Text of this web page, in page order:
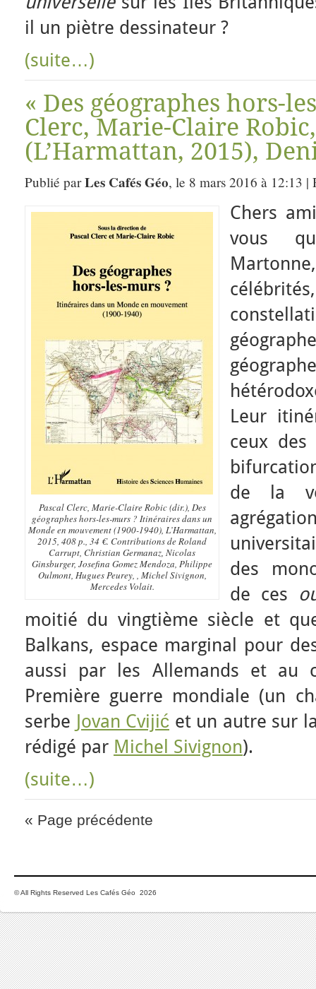
il un piètre dessinateur ?
(suite…)
« Des géographes hors-
Clerc, Marie-Claire
(L’Harmattan, 2015),
Publié parLes Cafés Géo, le 8 mars 2016 à 12:13
Pascal Clerc, Marie-Claire Robic (dir.), Des
géographes hors-les-murs ? Itinéraires dans un
Monde en mouvement (1900-1940), L’Harmattan,
2015, 408 p., 34 €. Contributions de Roland
Carrupt, Christian Germanaz, Nicolas
Ginsburger, Josefina Gomez Mendoza, Philippe
Oulmont, Hugues Peurey, , Michel Sivignon,
Mercedes Volait.
Chers
vous
Leur
ceux
de la
des
de ces
moitié du vingtième siècle et
Balkans, espace marginal pour
aussi par les Allemands et
Première guerre mondiale (un
serbe Jovan Cvijić et un autre sur
rédigé par Michel Sivignon).
(suite…)
« Page précédente
© All Rights Reserved Les Cafés Géo 2026